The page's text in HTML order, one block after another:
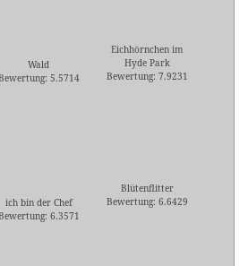
Wald
5.5714
Eichhörnchen im
Hyde Park
Bewertung: 7.9231
ich bin der Chef
6.3571
Blütenflitter
Bewertung: 6.6429